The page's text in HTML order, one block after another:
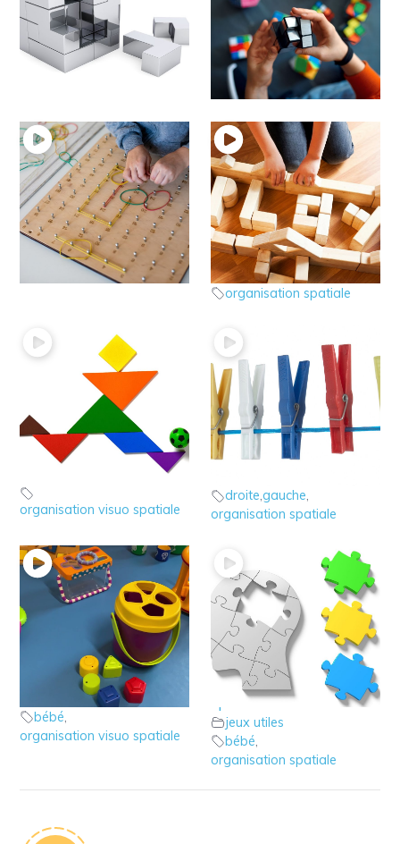
8- Le jeu “Gagne ton
papa” à la maison
7 – Le jeu “Code
couleur” à la maison
jeux utiles
6 – Le jeu Pic fil
jeux utiles
Espace feuille
5 – Jeu d’organisation
spatiale en 3D
jeux utiles
organisation spatiale
4 – jeu de dessin avec
le Tangram
organisation visuo spatiale
3 – jeu des pinces à
linge
droite,gauche,
organisation spatiale
2 – Les jeux visuo
spatiaux du bébé
jeux utiles
bébé,
organisation visuo spatiale
1 – Qu’est ce que
l’organisation visuo
spatiale?
jeux utiles
bébé,
organisation spatiale